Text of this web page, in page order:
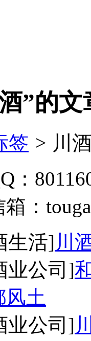
”的文
签 > 川
：
：
生活] 川
业公司]
土
业公司]